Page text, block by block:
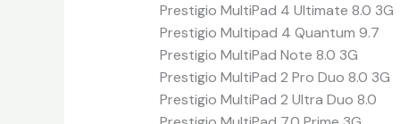
Prestigio MultiPad 4 Ultimate 8.0 3G
Prestigio Multipad 4 Quantum 9.7
Prestigio MultiPad Note 8.0 3G
Prestigio MultiPad 2 Pro Duo 8.0 3G
Prestigio MultiPad 2 Ultra Duo 8.0